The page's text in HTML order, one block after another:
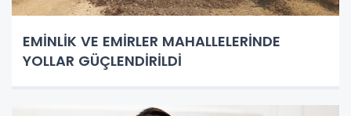
EMİNLİK VE EMİRLER MAHALLELERİNDE
YOLLAR GÜÇLENDİRİLDİ